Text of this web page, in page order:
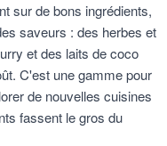
sur de bons ingrédients,
saveurs : des herbes et
et des laits de coco
C'est une gamme pour
de nouvelles cuisines
fassent le gros du